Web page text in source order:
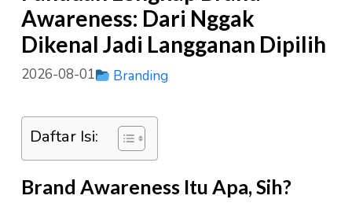
Awareness: Dari Nggak
Dikenal Jadi Langganan Dipilih
2026-08-01 Branding
Daftar Isi:
Brand Awareness Itu Apa, Sih?